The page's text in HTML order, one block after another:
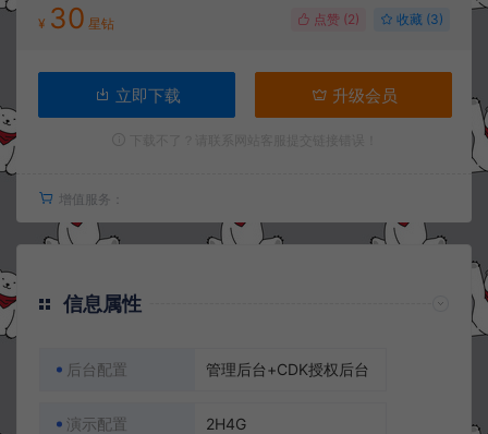
¥ 30 星钻 点赞 (2) 收藏 (3)
立即下载 升级会员
增值服务：
信息属性
后台配置 管理后台+CDK授权后台
演示配置 2H4G